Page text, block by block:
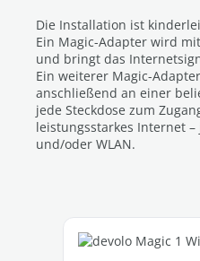
Die Installation ist
Ein Magic-Adapter wird
und bringt das
Ein weiterer Magic-
anschließend an einer
jede Steckdose zum
leistungsstarkes Internet
und/oder WLAN.
Produktgalerie überspringen